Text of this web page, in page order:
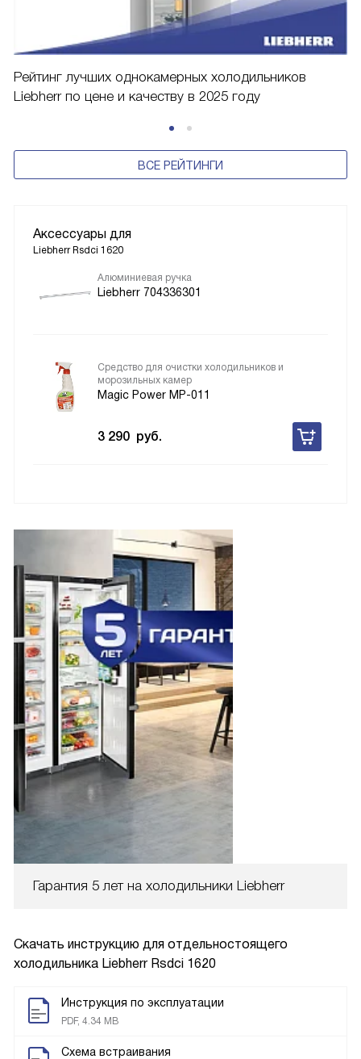
Гарантия 5 лет на холодильники Liebherr
Скачать инструкцию для отдельностоящего
холодильника Liebherr Rsdci 1620
Инструкция по эксплуатации
PDF, 4.34 MB
Схема встраивания
Рейтинг лучших однокамерных холодильников
Liebherr по цене и качеству в 2025 году
ВСЕ РЕЙТИНГИ
Аксессуары для
Liebherr Rsdci 1620
Алюминиевая ручка
Liebherr 704336301
Средство для очистки холодильников и
морозильных камер
Magic Power MP-011
3 290 руб.